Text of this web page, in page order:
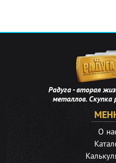
Радуга - вторая
металлов. Скупка
О